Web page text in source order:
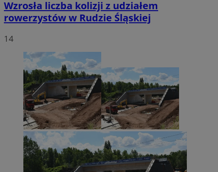
Wzrosła liczba kolizji z udziałem
rowerzystów w Rudzie Śląskiej
14